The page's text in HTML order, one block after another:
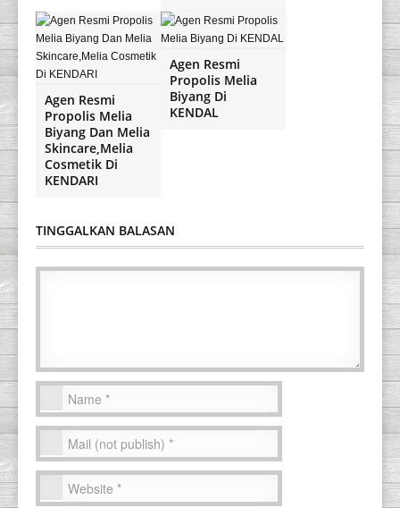
Agen Resmi
Propolis Melia
Biyang Dan Melia
Skincare,Melia
Cosmetik Di
KENDARI
Agen Resmi
Propolis Melia
Biyang Di
KENDAL
TINGGALKAN BALASAN